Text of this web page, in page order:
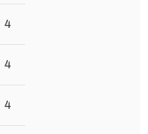
4
4
4